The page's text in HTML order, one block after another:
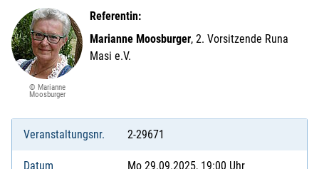
© Marianne
Moosburger
Referentin:
Marianne Moosburger, 2. Vorsitzende Runa
Masi e.V.
Veranstaltungsnr. 2-29671
Datum Mo 29.09.2025, 19:00 Uhr